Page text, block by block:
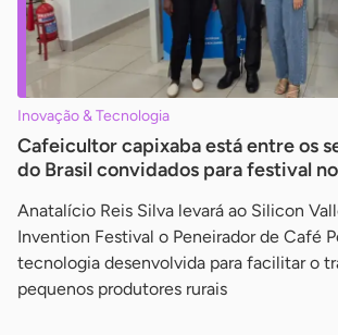
Inovação & Tecnologia
Cafeicultor capixaba está entre os
do Brasil convidados para festival
Anatalício Reis Silva levará ao Silicon
Invention Festival o Peneirador de Café
tecnologia desenvolvida para facilitar o
pequenos produtores rurais